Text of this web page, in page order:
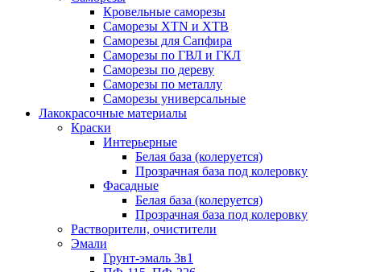
Кровельные саморезы
Саморезы XTN и ХTB
Саморезы для Сапфира
Саморезы по ГВЛ и ГКЛ
Саморезы по дереву
Саморезы по металлу
Саморезы универсальные
Лакокрасочные материалы
Краски
Интерьерные
Белая база (колеруется)
Прозрачная база под колеровку
Фасадные
Белая база (колеруется)
Прозрачная база под колеровку
Растворители, очистители
Эмали
Грунт-эмаль 3в1